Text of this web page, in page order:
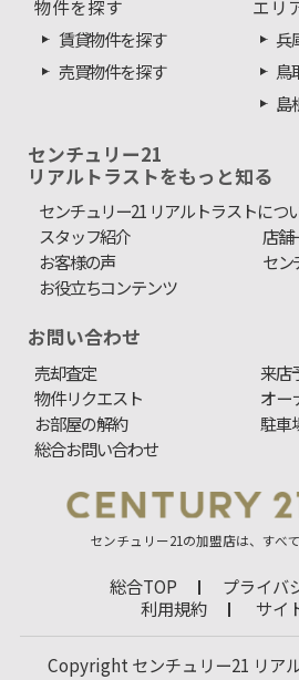
物件を探す
賃貸物件を探す
売買物件を探す
エリ
兵
鳥
島
センチュリー21
リアルトラストをもっと知る
センチュリー21 リアルトラストにつ
スタッフ紹介
店舗
お客様の声
セン
お役立ちコンテンツ
お問い合わせ
売却査定
来店
物件リクエスト
オー
お部屋の解約
駐車
総合お問い合わせ
センチュリー21の加盟店は、すべ
総合TOP
プライバ
利用規約
サイ
Copyright センチュリー21 リア